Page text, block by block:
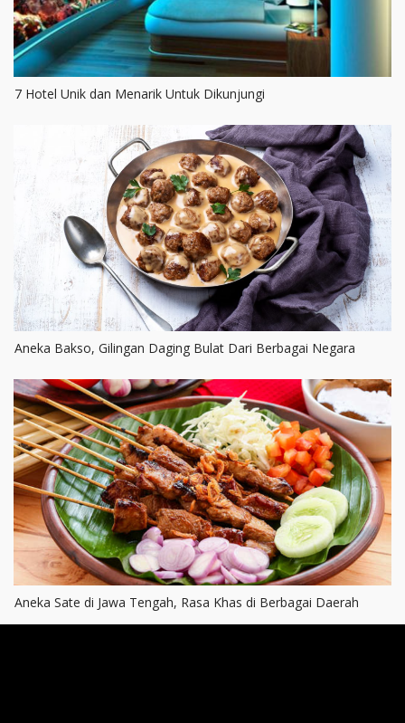
7 Hotel Unik dan Menarik Untuk Dikunjungi
Aneka Bakso, Gilingan Daging Bulat Dari Berbagai Negara
Aneka Sate di Jawa Tengah, Rasa Khas di Berbagai Daerah